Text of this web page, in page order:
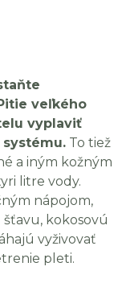
veľkého
vyplaviť
To tiež
a iným kožným
litre vody.
nápojom,
kokosovú
vyživovať
pleti.